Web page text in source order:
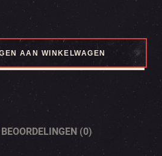
AAN WINKELWAGEN
BEOORDELINGEN (0)